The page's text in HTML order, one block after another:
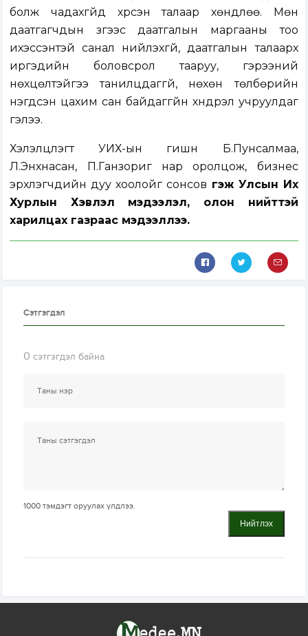
болж чадахгүйд хүрсэн талаар хөндлөө. Мөн
даатгагчдын зүгээс даатгалын маргааны тоо
ихэссэнтэй санал нийлэхгүй, даатгалын талаарх
иргэдийн боловсрол тааруу, гэрээний
нөхцөлтэйгээ танилцдаггүй, нөхөн төлбөрийн
нэгдсэн цахим сан байдаггүйн хүндрэл учруулдаг
гэлээ.
Хэлэлцүүлэгт УИХ-ын гишүүн Б.Пунсалмаа,
Л.Энхнасан, П.Ганзориг нар оролцож, бизнес
эрхлэгчдийн дуу хоолойг сонсов гэж Улсын Их
Хурлын Хэвлэл мэдээлэл, олон нийттэй
харилцах газраас мэдээллээ.
Сэтгэгдэл
0 сэтгэгдэл байна
1000 тэмдэгт оруулах үлдлээ.
Нийтлэх